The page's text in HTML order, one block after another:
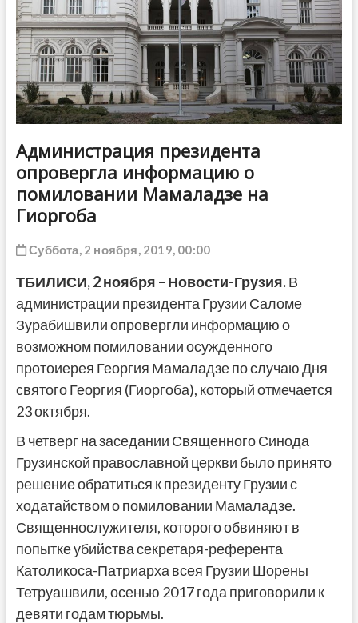
Администрация президента
опровергла информацию о
помиловании Мамаладзе на
Гиоргоба
Суббота, 2 ноября, 2019, 00:00
ТБИЛИСИ, 2 ноября – Новости-Грузия.В
администрации президента Грузии Саломе
Зурабишвили опровергли информацию о
возможном помиловании осужденного
протоиерея Георгия Мамаладзе по случаю Дня
святого Георгия (Гиоргоба), который отмечается
23 октября.
В четверг на заседании Священного Синода
Грузинской православной церкви было принято
решение обратиться к президенту Грузии с
ходатайством о помиловании Мамаладзе.
Священнослужителя, которого обвиняют в
попытке убийства секретаря-референта
Католикоса-Патриарха всея Грузии Шорены
Тетруашвили, осенью 2017 года приговорили к
девяти годам тюрьмы.